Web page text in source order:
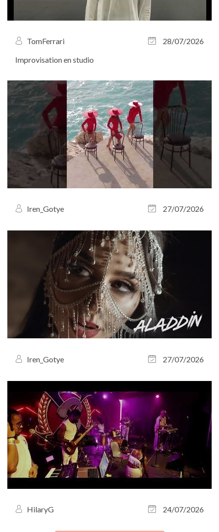
TomFerrari
28/07/2026
Improvisation en studio
Iren_Gotye 27/07/2026
Iren_Gotye 27/07/2026
HilaryG 24/07/2026